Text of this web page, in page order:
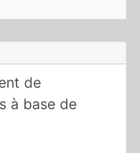
de
à base de